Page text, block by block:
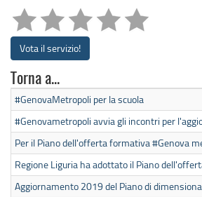
Vota il servizio!
Torna a...
#GenovaMetropoli per la scuola
#Genovametropoli avvia gli incontri per
Per il Piano dell'offerta formativa #Genova
Regione Liguria ha adottato il Piano
Aggiornamento 2019 del Piano di